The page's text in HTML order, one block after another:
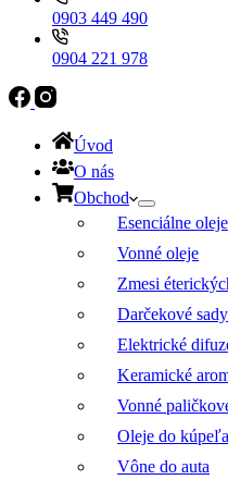
0903 449 490
0904 221 978
Úvod
O nás
Obchod
Esenciálne oleje
Vonné oleje
Zmesi
Darčekové
Elektrické
Keramické
Vonné
Oleje do
Vône do auta